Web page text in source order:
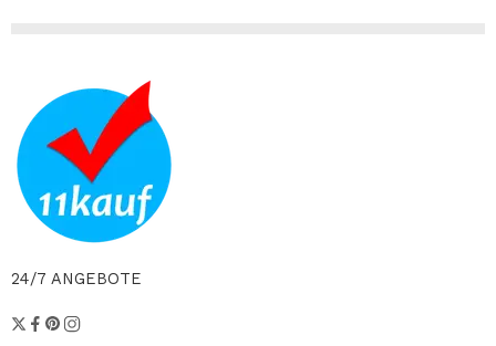
24/7 ANGEBOTE